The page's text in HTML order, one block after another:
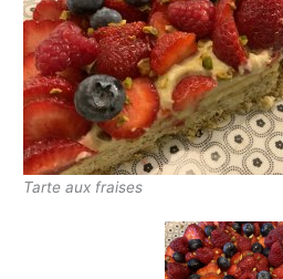
Tarte aux fraises